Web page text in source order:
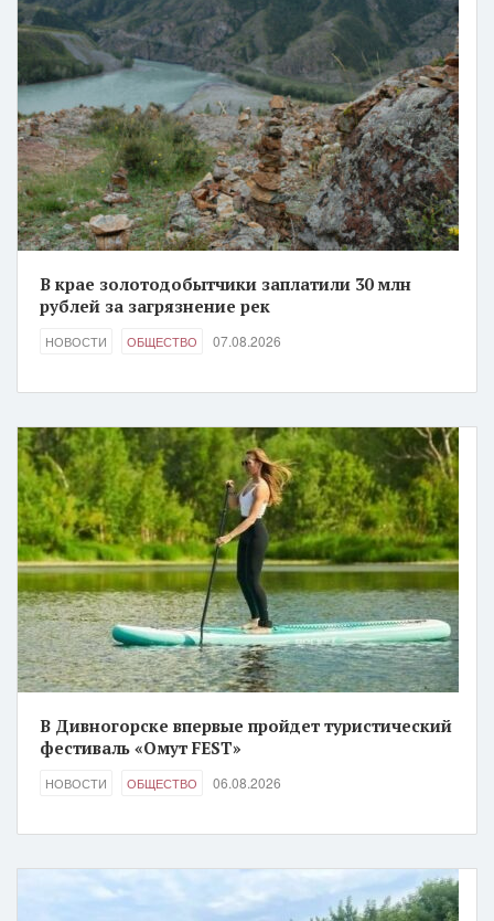
В крае золотодобытчики заплатили 30 млн
рублей за загрязнение рек
НОВОСТИ ОБЩЕСТВО 07.08.2026
В Дивногорске впервые пройдет туристический
фестиваль «Омут FEST»
НОВОСТИ ОБЩЕСТВО 06.08.2026